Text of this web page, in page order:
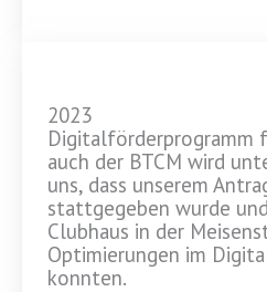
2023
Digitalförderprogramm
auch der BTCM wird
uns, dass unserem
stattgegeben wurde
Clubhaus in der
Optimierungen im
konnten.